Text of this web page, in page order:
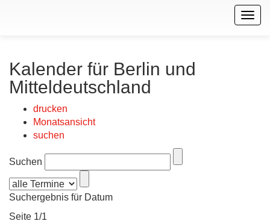
Kalender für Berlin und
Mitteldeutschland
drucken
Monatsansicht
suchen
Suchen
Suchergebnis für Datum
Seite 1/1